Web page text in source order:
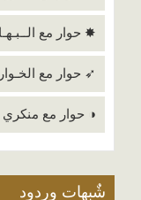
✸ حوار مع
➶ حوار مع
◑ حوار مع منكري
شٌبهات وردود